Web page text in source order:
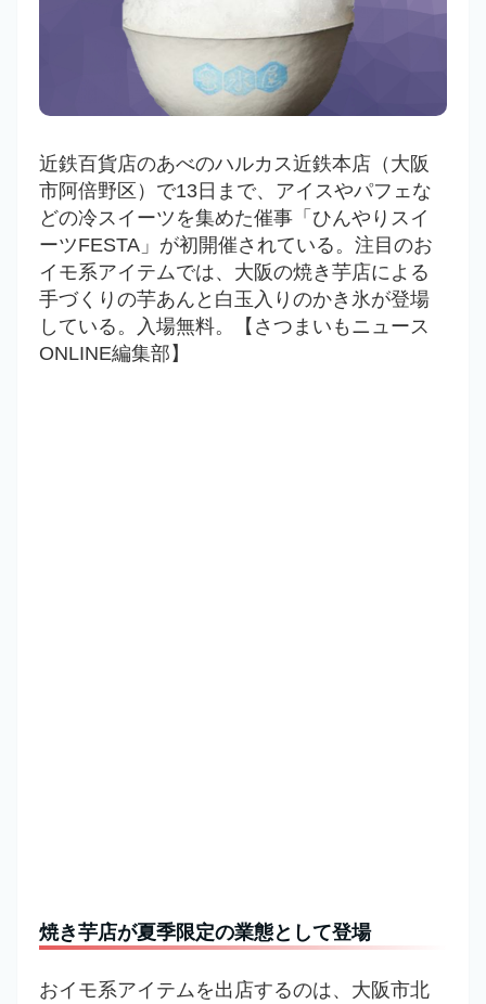
近鉄百貨店のあべのハルカス近鉄本店（大阪
市阿倍野区）で13日まで、アイスやパフェな
どの冷スイーツを集めた催事「ひんやりスイ
ーツFESTA」が初開催されている。注目のお
イモ系アイテムでは、大阪の焼き芋店による
手づくりの芋あんと白玉入りのかき氷が登場
している。入場無料。【さつまいもニュース
ONLINE編集部】
焼き芋店が夏季限定の業態として登場
おイモ系アイテムを出店するのは、大阪市北